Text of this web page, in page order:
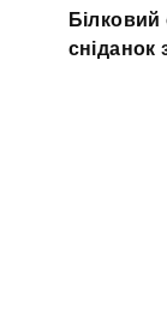
сніданок